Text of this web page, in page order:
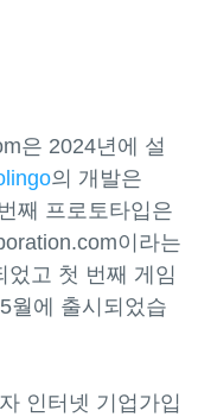
은 2024년에 설
의 개발은
째 프로토타입은
이라는
고 첫 번째 게임
월에 출시되었습
인터넷 기업가입